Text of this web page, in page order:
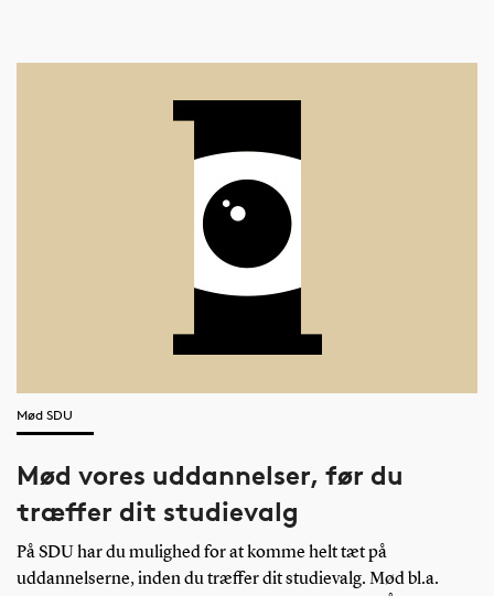
Mød SDU
Mød vores uddannelser, før du
træffer dit studievalg
På SDU har du mulighed for at komme helt tæt på
uddannelserne, inden du træffer dit studievalg. Mød bl.a.